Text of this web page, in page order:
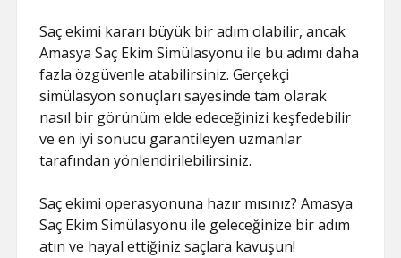
Saç ekimi kararı büyük bir adım olabilir, ancak
Amasya Saç Ekim Simülasyonu ile bu adımı daha
fazla özgüvenle atabilirsiniz. Gerçekçi
simülasyon sonuçları sayesinde tam olarak
nasıl bir görünüm elde edeceğinizi keşfedebilir
ve en iyi sonucu garantileyen uzmanlar
tarafından yönlendirilebilirsiniz.
Saç ekimi operasyonuna hazır mısınız? Amasya
Saç Ekim Simülasyonu ile geleceğinize bir adım
atın ve hayal ettiğiniz saçlara kavuşun!